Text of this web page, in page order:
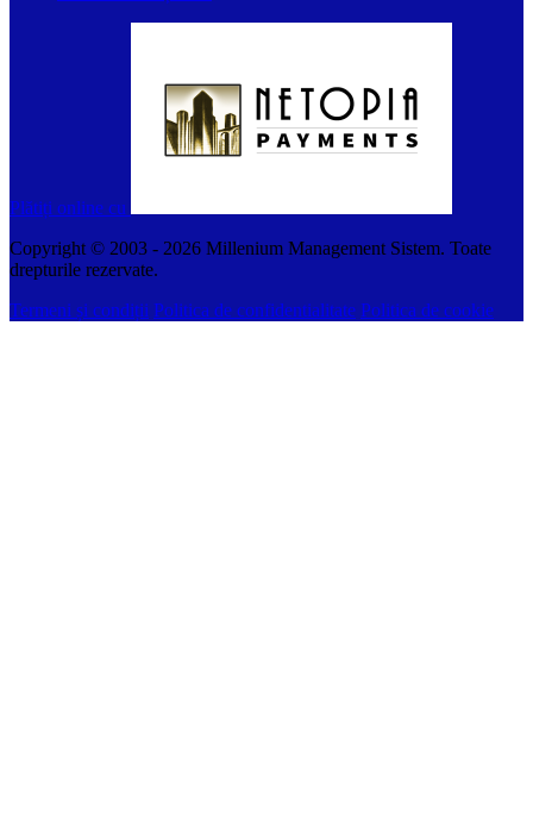
Plătiți online cu
Copyright © 2003 - 2026 Millenium Management Sistem. Toate
drepturile rezervate.
Termeni și condiții Politica de confidentialitate Politica de cookie